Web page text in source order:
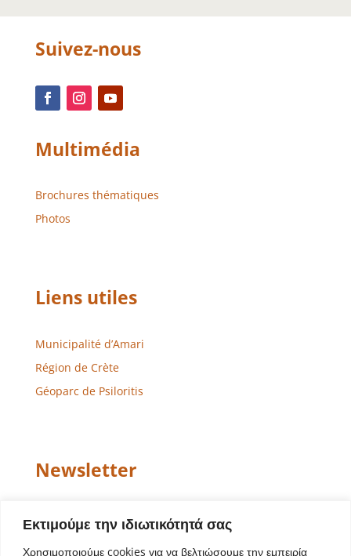
Εκτιμούμε την ιδιωτικότητά σας
Χρησιμοποιούμε cookies για να βελτιώσουμε την εμπειρία
Suivez-nous
Multimédia
Brochures thématiques
Photos
Liens utiles
Municipalité d’Amari
Région de Crète
Géoparc de Psiloritis
Newsletter